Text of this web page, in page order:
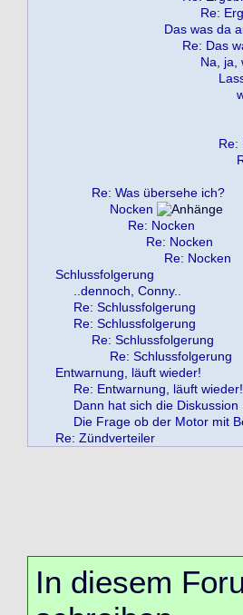
Re:
Das was da
Re: Das
Na, ja,
Re:
Re: Was übersehe ich?
Nocken
Re: Nocken
Re: Nocken
Re: Nocken
Schlussfolgerung
..dennoch, Conny..
Re: Schlussfolgerung
Re: Schlussfolgerung
Re: Schlussfolgerung
Re: Schlussfolgerung
Entwarnung, läuft wieder!
Re: Entwarnung, läuft wieder!
Dann hat sich die Diskussion
Die Frage ob der Motor mit
Re: Zündverteiler
In diesem